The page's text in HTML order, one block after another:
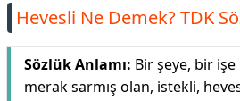
Hevesli Ne Demek? TDK
Sözlük Anlamı: Bir şeye, bir
merak sarmış olan, i̇stekli,